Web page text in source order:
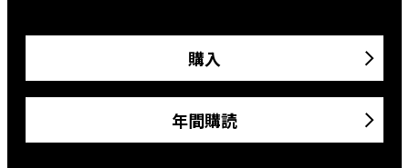
購入
年間購読